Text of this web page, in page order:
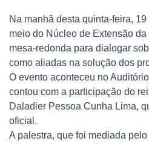
Na manhã desta quinta-feira,
meio do Núcleo de Extensão
mesa-redonda para dialogar
como aliadas na solução dos
O evento aconteceu no
contou com a participação do
Daladier Pessoa Cunha Lima,
oficial.
A palestra, que foi mediada